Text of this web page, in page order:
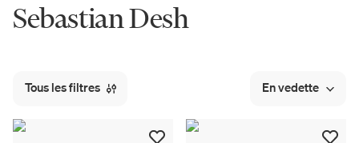
Sebastian Desh
Tous les filtres En vedette